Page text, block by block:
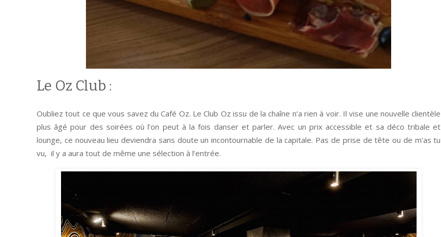
Le Oz Club :
Oubliez tout ce que vous savez du Café Oz. Le Club Oz issu de la chaîne n’a rien à voir. Il vise une nouvelle clientèle
plus âgé pour des soirées où l’on peut à la fois danser et parler. Avec un prix accessible et sa déco tribale et
lounge, ce nouveau lieu deviendra sans doute un incontournable de la capitale. Pas de prise de tête ou de m’as tu
vu, il y a aura tout de même une sélection à l’entrée.